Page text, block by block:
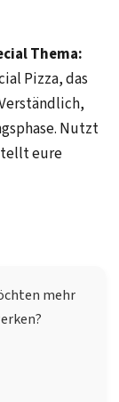
Thema:
Pizza, das
Nutzt
eure
mehr